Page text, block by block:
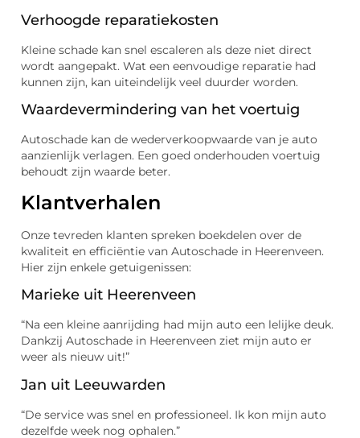
Verhoogde reparatiekosten
Kleine schade kan snel escaleren als deze niet direct
wordt aangepakt. Wat een eenvoudige reparatie had
kunnen zijn, kan uiteindelijk veel duurder worden.
Waardevermindering van het voertuig
Autoschade kan de wederverkoopwaarde van je auto
aanzienlijk verlagen. Een goed onderhouden voertuig
behoudt zijn waarde beter.
Klantverhalen
Onze tevreden klanten spreken boekdelen over de
kwaliteit en efficiëntie van Autoschade in Heerenveen.
Hier zijn enkele getuigenissen:
Marieke uit Heerenveen
“Na een kleine aanrijding had mijn auto een lelijke deuk.
Dankzij Autoschade in Heerenveen ziet mijn auto er
weer als nieuw uit!”
Jan uit Leeuwarden
“De service was snel en professioneel. Ik kon mijn auto
dezelfde week nog ophalen.”